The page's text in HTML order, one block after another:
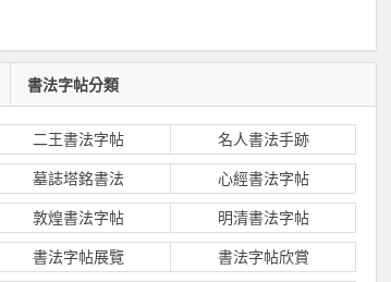
書法字帖分類
二王書法字帖 名人書法手跡
墓誌塔銘書法 心經書法字帖
敦煌書法字帖 明清書法字帖
書法字帖展覽 書法字帖欣賞